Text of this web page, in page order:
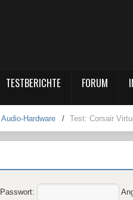
TESTBERICHTE FORUM
Audio-Hardware / Test: Corsair
Passwort: